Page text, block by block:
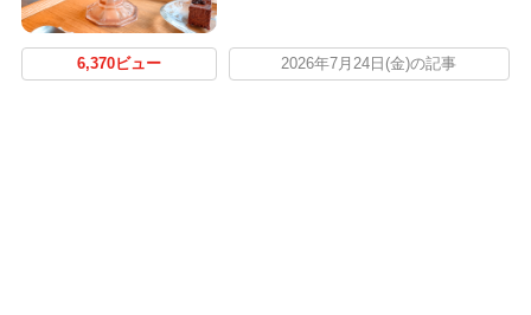
6,370ビュー 2026年7月24日(金)の記事